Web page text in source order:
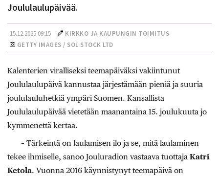
Joululaulupäivää.
15.12.2025 09:15
KIRKKO JA KAUPUNGIN TOIMITUS
GETTY IMAGES / SOL STOCK LTD
Kalenterien viralliseksi teemapäiväksi vakiintunut
Joululaulupäivä kannustaa järjestämään pieniä ja suuria
joululauluhetkiä ympäri Suomen. Kansallista
Joululaulupäivää vietetään maanantaina 15. joulukuuta jo
kymmenettä kertaa.
– Tärkeintä on laulamisen ilo ja se, mitä laulaminen
tekee ihmiselle, sanoo Jouluradion vastaava tuottaja Katri
Ketola. Vuonna 2016 käynnistynyt teemapäivä on